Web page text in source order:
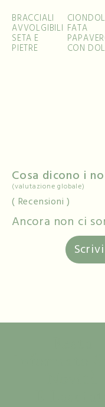
BRACCIALI
AVVOLGIBILI
SETA E
PIETRE
FATA
CON
Cosa dicono i
(valutazione globale)
Recensioni
Ancora non ci